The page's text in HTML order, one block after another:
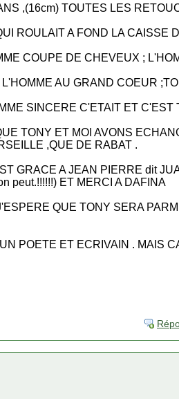
,(16cm) TOUTES LES
ROULAIT A FOND LA
COUPE DE CHEVEUX ;
AU GRAND COEUR
SINCERE C'ETAIT ET
TONY ET MOI AVONS
,QUE DE RABAT .
GRACE A JEAN PIERRE dit
peut.!!!!!!) ET MERCI A DAFINA
QUE TONY SERA
POETE ET ECRIVAIN . MAIS